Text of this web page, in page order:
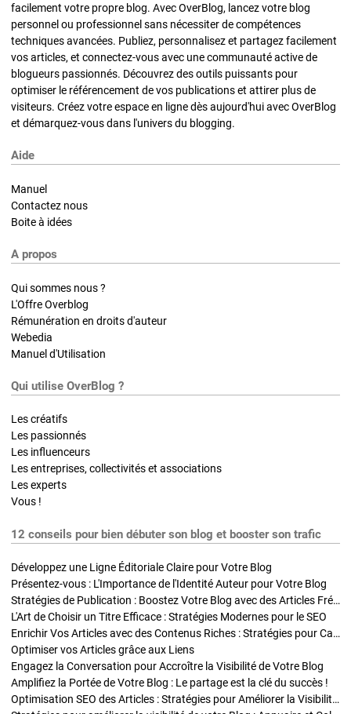
facilement votre propre blog. Avec OverBlog, lancez votre blog
personnel ou professionnel sans nécessiter de compétences
techniques avancées. Publiez, personnalisez et partagez facilement
vos articles, et connectez-vous avec une communauté active de
blogueurs passionnés. Découvrez des outils puissants pour
optimiser le référencement de vos publications et attirer plus de
visiteurs. Créez votre espace en ligne dès aujourd'hui avec OverBlog
et démarquez-vous dans l'univers du blogging.
Aide
Manuel
Contactez nous
Boite à idées
A propos
Qui sommes nous ?
L'Offre Overblog
Rémunération en droits d'auteur
Webedia
Manuel d'Utilisation
Qui utilise OverBlog ?
Les créatifs
Les passionnés
Les influenceurs
Les entreprises, collectivités et associations
Les experts
Vous !
12 conseils pour bien débuter son blog et booster son trafic
Développez une Ligne Éditoriale Claire pour Votre Blog
Présentez-vous : L'Importance de l'Identité Auteur pour Votre Blog
Stratégies de Publication : Boostez Votre Blog avec des Articles Fréquents et Exclusifs
L'Art de Choisir un Titre Efficace : Stratégies Modernes pour le SEO
Enrichir Vos Articles avec des Contenus Riches : Stratégies pour Captiver et Optimiser
Optimiser vos Articles grâce aux Liens
Engagez la Conversation pour Accroître la Visibilité de Votre Blog
Amplifiez la Portée de Votre Blog : Le partage est la clé du succès !
Optimisation SEO des Articles : Stratégies pour Améliorer la Visibilité de Votre Blog